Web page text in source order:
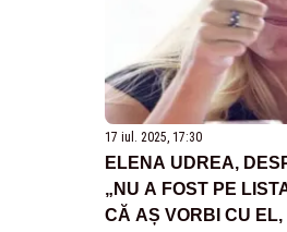
17 iul. 2025, 17:30
ELENA UDREA,
„NU A FOST PE
CĂ AȘ VORBI CU